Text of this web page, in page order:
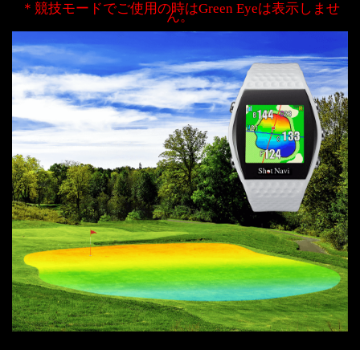
＊競技モードでご使用の時はGreen Eyeは表示しませ
ん。